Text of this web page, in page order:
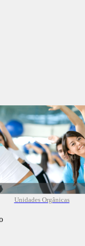
Unidades Orgânicas